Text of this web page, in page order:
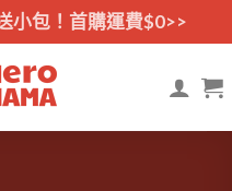
小包！首購運費$0>>